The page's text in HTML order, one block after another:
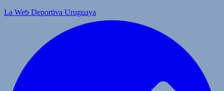
La Web Deportiva Uruguaya